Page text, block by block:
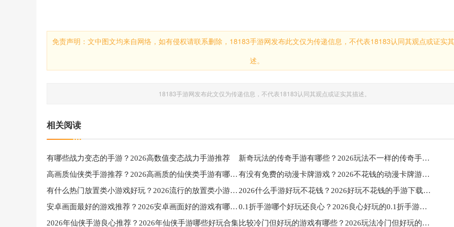
免责声明：文中图文均来自网络，如有侵权请联系删除，18183手游网发布此文仅为传递信息，不代表18183认同其观点或证实
述。
18183手游网发布此文仅为传递信息，不代表18183认同其观点或证实其描述。
相关阅读
有哪些战力变态的手游？2026高数值变态战力手游推荐
新奇玩法的传奇手游有哪些？2026玩法不一样的传奇手游下载推荐
高画质仙侠类手游推荐？2026高画质的仙侠类手游有哪些合集
有没有免费的动漫卡牌游戏？2026不花钱的动漫卡牌游戏推荐
有什么热门放置类小游戏好玩？2026流行的放置类小游戏下载汇总
2026什么手游好玩不花钱？2026好玩不花钱的手游下载排行榜
安卓画面最好的游戏推荐？2026安卓画面好的游戏有哪些汇总
0.1折手游哪个好玩还良心？2026良心好玩的0.1折手游推荐
2026年仙侠手游良心推荐？2026年仙侠手游哪些好玩合集
比较冷门但好玩的游戏有哪些？2026玩法冷门但好玩的游戏下载推荐